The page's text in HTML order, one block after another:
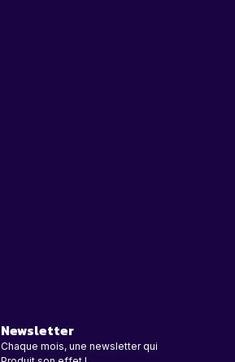
Newsletter
Chaque mois, une newsletter qui